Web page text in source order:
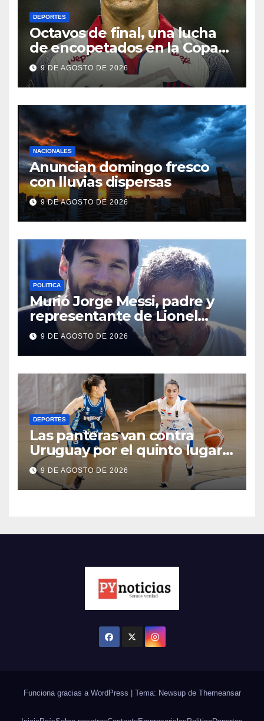
DEPORTES
Octavos de final, una lucha
de encopetados en la Copa
Libertadores
9 DE AGOSTO DE 2026
NACIONALES
Anuncian domingo fresco
con lluvias dispersas
9 DE AGOSTO DE 2026
POLITICA
Murió Jorge Messi, padre y
representante de Lionel
Messi
9 DE AGOSTO DE 2026
DEPORTES
Las panteras van contra
Uruguay por el quinto lugar
del Sudamericano de
basquet
9 DE AGOSTO DE 2026
Funciona gracias a WordPress Tema: Newsup de Themeansar